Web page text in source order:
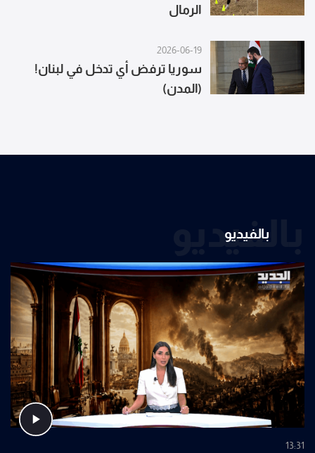
الرمال
2026-06-19
​سوريا ترفض أي تدخل في لبنان!
(المدن)
بالفيديو
بالفيديو
13:31